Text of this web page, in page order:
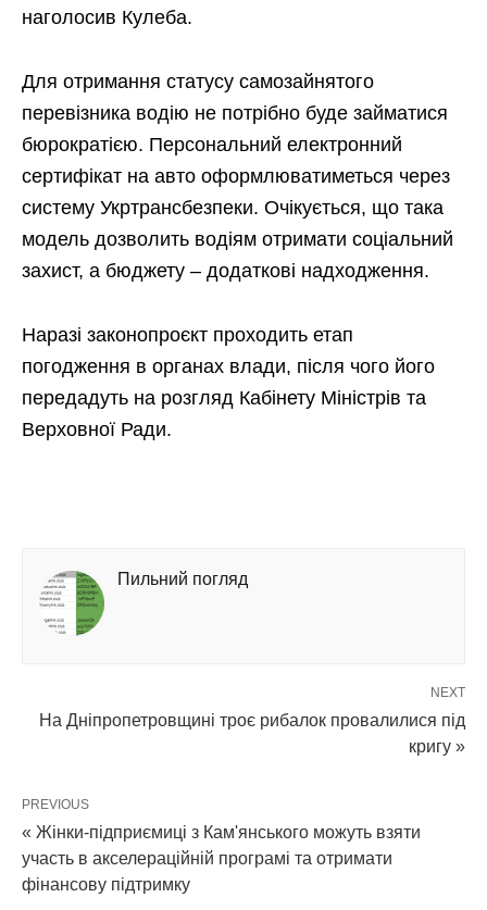
наголосив Кулеба.
Для отримання статусу самозайнятого
перевізника водію не потрібно буде займатися
бюрократією. Персональний електронний
сертифікат на авто оформлюватиметься через
систему Укртрансбезпеки. Очікується, що така
модель дозволить водіям отримати соціальний
захист, а бюджету – додаткові надходження.
Наразі законопроєкт проходить етап
погодження в органах влади, після чого його
передадуть на розгляд Кабінету Міністрів та
Верховної Ради.
Пильний погляд
NEXT
На Дніпропетровщині троє рибалок провалилися під
кригу »
PREVIOUS
« Жінки-підприємиці з Кам'янського можуть взяти
участь в акселераційній програмі та отримати
фінансову підтримку